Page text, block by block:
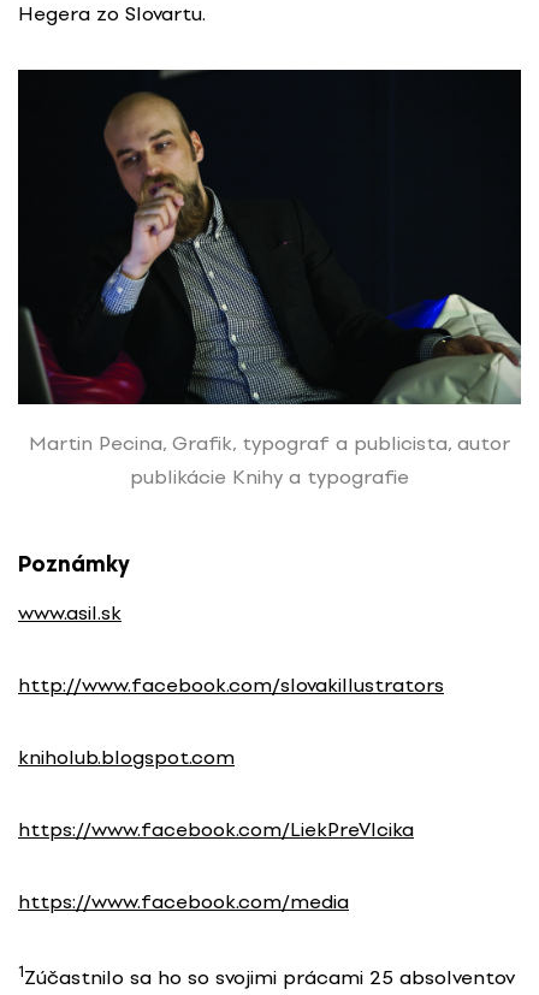
Hegera zo Slovartu.
Martin Pecina, Grafik, typograf a publicista, autor
publikácie Knihy a typografie
Poznámky
www.asil.sk
http://www.facebook.com/slovakillustrators
kniholub.blogspot.com
https://www.facebook.com/LiekPreVlcika
https://www.facebook.com/media
1Zúčastnilo sa ho so svojimi prácami 25 absolventov